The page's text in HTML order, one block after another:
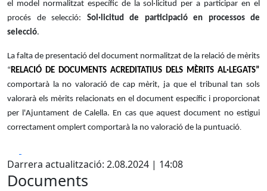
el model normalitzat específic de la sol·licitud per a participar en el
procés de selecció: Sol·licitud de participació en processos de
selecció.
La falta de presentació del document normalitzat de la relació de mèrits
“RELACIÓ DE DOCUMENTS ACREDITATIUS DELS MÈRITS AL·LEGATS”
comportarà la no valoració de cap mèrit, ja que el tribunal tan sols
valorarà els mèrits relacionats en el document específic i proporcionat
per l'Ajuntament de Calella. En cas que aquest document no estigui
correctament omplert comportarà la no valoració de la puntuació.
Darrera actualització: 2.08.2024 | 14:08
Documents